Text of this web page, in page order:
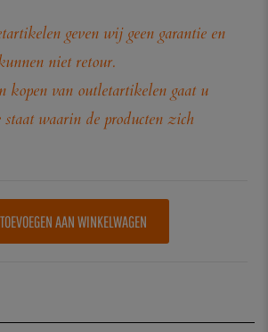
geven wij geen garantie en
niet retour.
kopen van outletartikelen gaat u
waarin de producten zich
TOEVOEGEN AAN WINKELWAGEN